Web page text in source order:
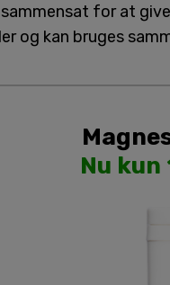
for at
og kan bruges
Nu